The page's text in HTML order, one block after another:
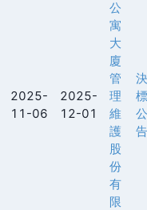
2025-
11-06
2025-
12-01
公
寓
大
廈
管
理
維
護
股
份
有
限
決
標
公
告